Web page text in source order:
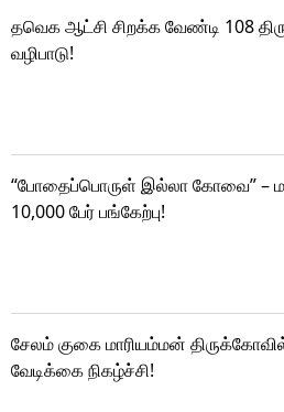
தவெக ஆட்சி சிறக்க வேண்டி 108
வழிபாடு!
“போதைப்பொருள் இல்லா கோவை” –
10,000 பேர் பங்கேற்பு!
சேலம் குகை மாரியம்மன்
வேடிக்கை நிகழ்ச்சி!